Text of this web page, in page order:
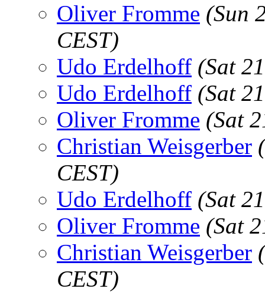
Oliver Fromme (Sun
CEST)
Udo Erdelhoff (Sat
Udo Erdelhoff (Sat
Oliver Fromme (Sat
Christian Weisgerber
CEST)
Udo Erdelhoff (Sat
Oliver Fromme (Sat
Christian Weisgerber
CEST)